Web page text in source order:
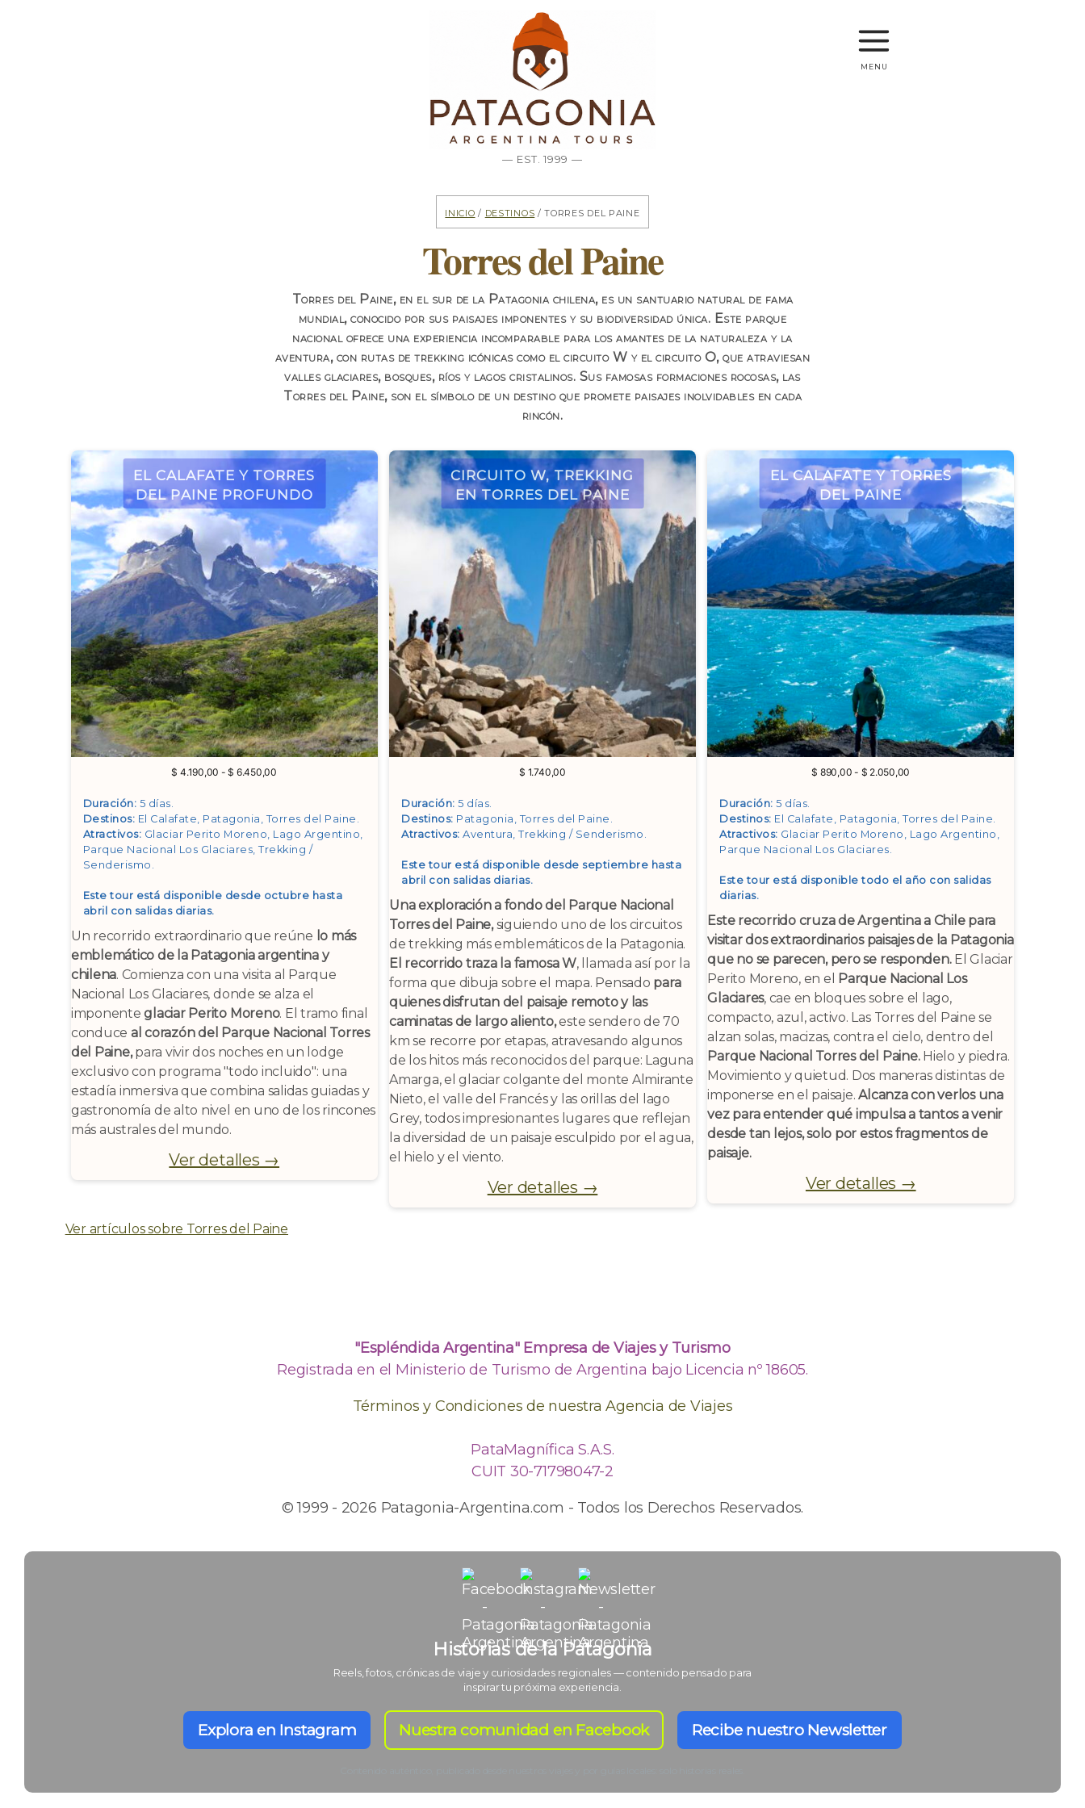
— EST. 1999 —
menu
Inicio / Destinos / Torres del Paine
Torres del Paine
Torres del Paine, en el sur de la Patagonia chilena, es un santuario natural de fama
mundial, conocido por sus paisajes imponentes y su biodiversidad única. Este parque
nacional ofrece una experiencia incomparable para los amantes de la naturaleza y la
aventura, con rutas de trekking icónicas como el circuito W y el circuito O, que atraviesan
valles glaciares, bosques, ríos y lagos cristalinos. Sus famosas formaciones rocosas, las
Torres del Paine, son el símbolo de un destino que promete paisajes inolvidables en cada
rincón.
El Calafate y Torres
del Paine Profundo
$ 4.190,00 - $ 6.450,00
desde
$ 4.190,00
hasta
$ 6.450,00
Duración: 5 días.
Destinos: El Calafate, Patagonia, Torres del Paine .
Atractivos: Glaciar Perito Moreno, Lago Argentino,
Parque Nacional Los Glaciares, Trekking /
Senderismo .
Este tour está disponible desde octubre hasta
abril con salidas diarias.
Un recorrido extraordinario que reúne lo más
emblemático de la Patagonia argentina y
chilena. Comienza con una visita al Parque
Nacional Los Glaciares, donde se alza el
imponente glaciar Perito Moreno. El tramo final
conduce al corazón del Parque Nacional Torres
del Paine,para vivir dos noches en un lodge
exclusivo con programa "todo incluido": una
estadía inmersiva que combina salidas guiadas y
gastronomía de alto nivel en uno de los rincones
más australes del mundo.
Ver detalles →
Circuito W, Trekking
en Torres del Paine
$ 1.740,00
Duración: 5 días.
Destinos: Patagonia, Torres del Paine .
Atractivos: Aventura, Trekking / Senderismo .
Este tour está disponible desde septiembre hasta
abril con salidas diarias.
Una exploración a fondo del Parque Nacional
Torres del Paine,siguiendo uno de los circuitos
de trekking más emblemáticos de la Patagonia.
El recorrido traza la famosa W, llamada así por la
forma que dibuja sobre el mapa. Pensado para
quienes disfrutan del paisaje remoto y las
caminatas de largo aliento,este sendero de 70
km se recorre por etapas, atravesando algunos
de los hitos más reconocidos del parque: Laguna
Amarga, el glaciar colgante del monte Almirante
Nieto, el valle del Francés y las orillas del lago
Grey, todos impresionantes lugares que reflejan
la diversidad de un paisaje esculpido por el agua,
el hielo y el viento.
Ver detalles →
El Calafate y Torres
del Paine
$ 890,00 - $ 2.050,00
desde
$ 890,00
hasta
Duración:5 días.
Destinos: El Calafate, Patagonia, Torres del Paine.
Atractivos: Glaciar Perito Moreno, Lago Argentino,
Parque Nacional Los Glaciares.
Este tour está disponible todo el año con salidas
diarias.
Este recorrido cruza de Argentina a Chile para
visitar dos extraordinarios paisajes de la Patagonia
que no se parecen, pero se responden.El Glaciar
Perito Moreno, en el Parque Nacional Los
Glaciares, cae en bloques sobre el lago,
compacto, azul, activo. Las Torres del Paine se
alzan solas, macizas, contra el cielo, dentro del
Parque Nacional Torres del Paine.Hielo y piedra.
Movimiento y quietud. Dos maneras distintas de
imponerse en el paisaje.Alcanza con verlos una
vez para entender qué impulsa a tantos a venir
desde tan lejos, solo por estos fragmentos de
paisaje.
Ver detalles →
Ver artículos sobre Torres del Paine
"Espléndida Argentina" Empresa de Viajes y Turismo
Registrada en el Ministerio de Turismo de Argentina bajo Licencia nº 18605.
Términos y Condiciones de nuestra Agencia de Viajes
PataMagnífica S.A.S.
CUIT 30-71798047-2
© 1999 - 2026 Patagonia-Argentina.com - Todos los Derechos Reservados.
Historias de la Patagonia
Reels, fotos, crónicas de viaje y curiosidades regionales — contenido pensado para
inspirar tu próxima experiencia.
Explora en Instagram Nuestra comunidad en Facebook Recibe nuestro Newsletter